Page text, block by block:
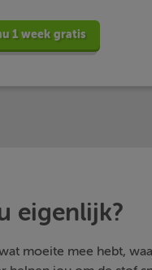
1 week gratis
eigenlijk?
moeite mee hebt,